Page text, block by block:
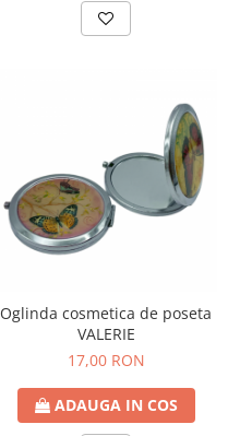
Oglinda cosmetica de poseta
VALERIE
17,00 RON
ADAUGA IN COS